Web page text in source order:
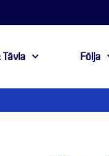
Tävla Följa